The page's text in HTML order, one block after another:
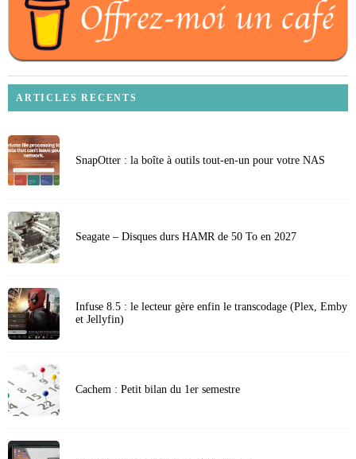
ARTICLES RECENTS
SnapOtter : la boîte à outils tout-en-un pour votre NAS
Seagate – Disques durs HAMR de 50 To en 2027
Infuse 8.5 : le lecteur gère enfin le transcodage (Plex, Emby
et Jellyfin)
Cachem : Petit bilan du 1er semestre